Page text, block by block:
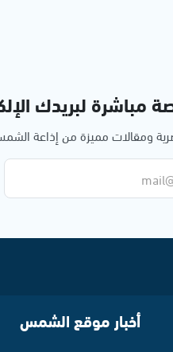
مباشرة لبريدك
ومقالات مميزة من إذاعة
أخبار موقع الشمس